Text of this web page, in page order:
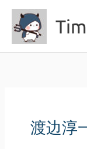
容
渡边淳